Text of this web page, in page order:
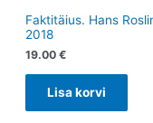
Faktitäius. Hans
2018
19.00 €
Lisa korvi